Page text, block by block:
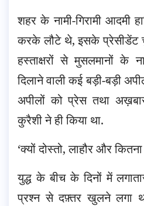
शहर के नामी-गिरामी आदमी
करके लौटे थे, इसके प्रेसीडेंट
हस्ताक्षरों से मुसलमानों के
दिलाने वाली कई बड़ी-बड़ी
अपीलों को प्रेस तथा
कुरैशी ने ही किया था.
‘क्यों दोस्तो, लाहौर और
युद्ध के बीच के दिनों में
प्रश्न से दफ़्तर खुलने लगा